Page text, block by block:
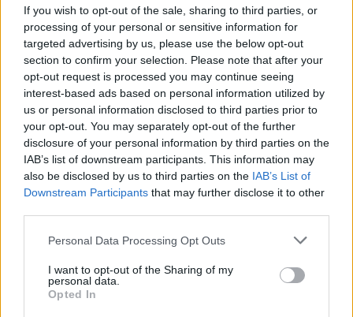
If you wish to opt-out of the sale, sharing to third parties, or
processing of your personal or sensitive information for
targeted advertising by us, please use the below opt-out
section to confirm your selection. Please note that after your
opt-out request is processed you may continue seeing
interest-based ads based on personal information utilized by
us or personal information disclosed to third parties prior to
your opt-out. You may separately opt-out of the further
disclosure of your personal information by third parties on the
IAB’s list of downstream participants. This information may
also be disclosed by us to third parties on the IAB’s List of
Downstream Participants that may further disclose it to other
Personal Data Processing Opt Outs
I want to opt-out of the Sharing of my
personal data.
Opted In
Ελληνική Αναπτυξιακή Τράπεζα:
Με «προίκα» 2 δισ. ευρώ
ανοίγει δρόμο για δάνεια έως 5
δισ. σε μικρομεσαίες
Υπ. Μεταφορών: Οριστική λύση
στο ζήτημα των πινακίδων
κυκλοφορίας - Τέλος στις
χρονοβόρες διαδικασίες
Η Chery επενδύει 75 εκατ. δολάρια στην KG Mobility
Το FIAT 500 Hybrid τώρα από
Ατρόμητος και Novibet
συνεργασίας τους μέχρι το